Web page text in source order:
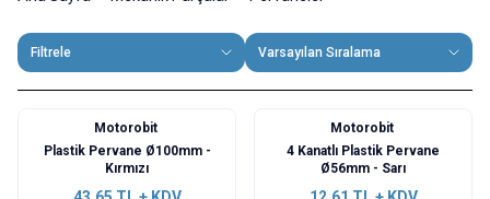
Filtrele Varsayılan Sıralama
Motorobit
Plastik Pervane Ø100mm -
Kırmızı
Motorobit
4 Kanatlı Plastik Pervane
Ø56mm - Sarı